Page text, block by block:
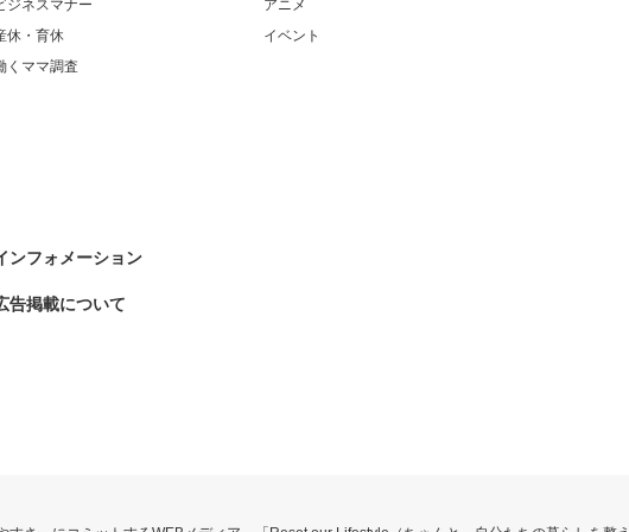
ジネスマナー
休・育休
くママ調査
アニメ
イベント
ンフォメーション
告掲載について